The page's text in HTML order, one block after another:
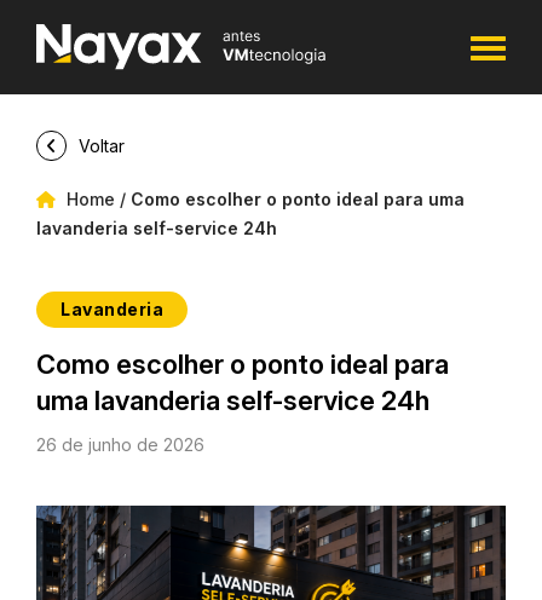
Home / Como escolher o ponto ideal para uma
lavanderia self-service 24h
Voltar
Lavanderia
Como escolher o ponto ideal para
uma lavanderia self-service 24h
26 de junho de 2026